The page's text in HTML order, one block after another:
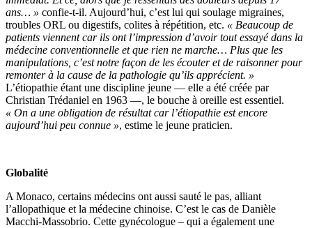
ans… » confie-t-il. Aujourd’hui, c’est lui qui soulage migraines,
troubles ORL ou digestifs, colites à répétition, etc. « Beaucoup de
patients viennent car ils ont l’impression d’avoir tout essayé dans la
médecine conventionnelle et que rien ne marche… Plus que les
manipulations, c’est notre façon de les écouter et de raisonner pour
remonter à la cause de la pathologie qu’ils apprécient. »
L’étiopathie étant une discipline jeune — elle a été créée par
Christian Trédaniel en 1963 —, le bouche à oreille est essentiel.
« On a une obligation de résultat car l’étiopathie est encore
aujourd’hui peu connue », estime le jeune praticien.
Globalité
A Monaco, certains médecins ont aussi sauté le pas, alliant
l’allopathique et la médecine chinoise. C’est le cas de Danièle
Macchi-Massobrio. Cette gynécologue – qui a également une